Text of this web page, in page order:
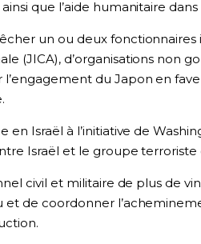
que l’aide humanitaire
un ou deux fonctionnaires
(JICA), d’organisations non
du Japon en
en Israël à l’initiative de
Israël et le groupe
civil et militaire de plus de
de coordonner